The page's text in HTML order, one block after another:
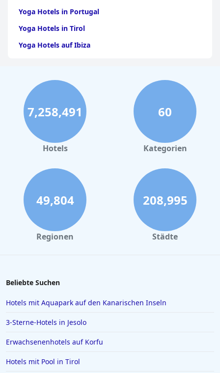
Yoga Hotels in Portugal
Yoga Hotels in Tirol
Yoga Hotels auf Ibiza
Yoga Hotels in Baden Württemberg
Yoga Hotels in Hessen
Yoga Hotels in Bodenmais
Yoga Hotels auf Bali
Yoga Hotels in Schleswig Holstein
Yoga Hotels in Lissabon
Yoga Hotels auf Mauritius
Yoga Hotels in Ägypten
Yoga Hotels in Frankreich
7,258,491
Hotels
60
Kategorien
49,804
Regionen
208,995
Städte
Beliebte Suchen
Hotels mit Aquapark auf den Kanarischen Inseln
3-Sterne-Hotels in Jesolo
Erwachsenenhotels auf Korfu
Hotels mit Pool in Tirol